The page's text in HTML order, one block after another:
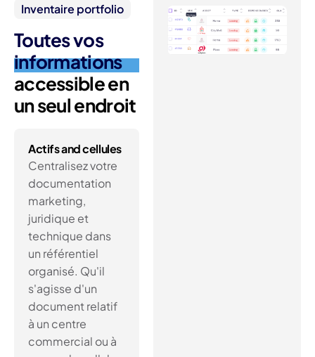
Inventaire portfolio
Toutes vos
informations
accessible en
un seul endroit
Actifs and cellules
Centralisez votre
documentation
marketing,
juridique et
technique dans
un référentiel
organisé. Qu'il
s'agisse d'un
document relatif
à un centre
commercial ou à